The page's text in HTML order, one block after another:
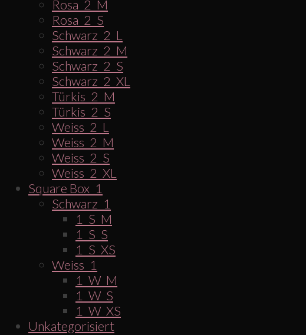
Rosa_2_M
Rosa_2_S
Schwarz_2_L
Schwarz_2_M
Schwarz_2_S
Schwarz_2_XL
Türkis_2_M
Türkis_2_S
Weiss_2_L
Weiss_2_M
Weiss_2_S
Weiss_2_XL
Square Box_1
Schwarz_1
1_S_M
1_S_S
1_S_XS
Weiss_1
1_W_M
1_W_S
1_W_XS
Unkategorisiert